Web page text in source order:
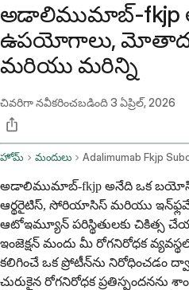
అడాలిముమాబ్-fkjp
ఉపయోగాలు,
మరియు మరిన్ని
చివరిగా నవీకరించబడింది3 ఏప్రిల్, 2026
హోమ్ మందులు
అడాలిముమాబ్-fkjp అనేది ఒక
ఆర్థరైటిస్, సోరియాసిస్ మరియు
ఆటోఇమ్యూన్ పరిస్థితులకు చికిత్స
ఇంజెక్షన్ మందు మీ రోగనిరోధక
కలిగించే ఒక ప్రోటీన్‌ను నిరోధించడం
చురుకైన రోగనిరోధక